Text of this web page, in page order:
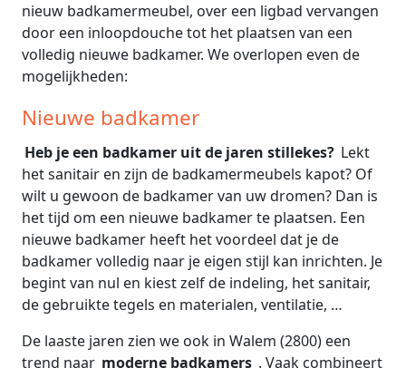
nieuw badkamermeubel, over een ligbad vervangen
door een inloopdouche tot het plaatsen van een
volledig nieuwe badkamer. We overlopen even de
mogelijkheden:
Nieuwe badkamer
Heb je een badkamer uit de jaren stillekes? Lekt
het sanitair en zijn de badkamermeubels kapot? Of
wilt u gewoon de badkamer van uw dromen? Dan is
het tijd om een nieuwe badkamer te plaatsen. Een
nieuwe badkamer heeft het voordeel dat je de
badkamer volledig naar je eigen stijl kan inrichten. Je
begint van nul en kiest zelf de indeling, het sanitair,
de gebruikte tegels en materialen, ventilatie, …
De laaste jaren zien we ook in Walem (2800) een
trend naar moderne badkamers . Vaak combineert